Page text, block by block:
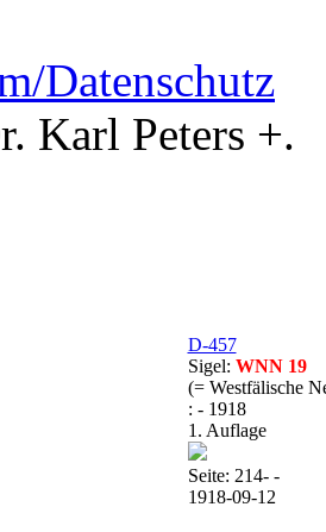
Datenschutz
Karl Peters +.
D-457
Sigel: WNN 19
(= Westfälische
: - 1918
1. Auflage
Seite: 214- -
1918-09-12